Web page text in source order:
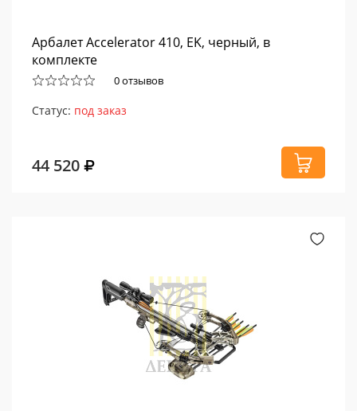
Арбалет Accelerator 410, EK, черный, в
комплекте
0 отзывов
Статус: под заказ
44 520